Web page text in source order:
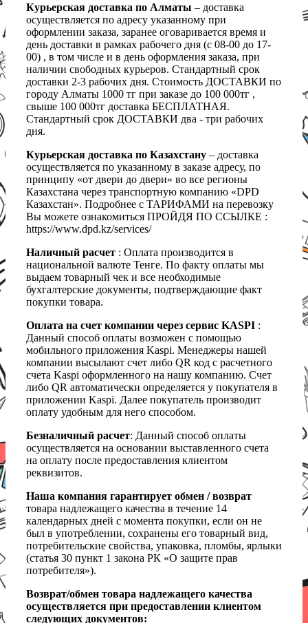
Курьерская доставка по Алматы – доставка
осуществляется по адресу указанному при
оформлении заказа, заранее оговаривается время и
день доставки в рамках рабочего дня (с 08-00 до 17-
00) , в том числе и в день оформления заказа, при
наличии свободных курьеров. Стандартный срок
доставки 2-3 рабочих дня. Стоимость ДОСТАВКИ по
городу Алматы 1000 тг при заказе до 100 000тг ,
свыше 100 000тг доставка БЕСПЛАТНАЯ.
Стандартный срок ДОСТАВКИ два - три рабочих
дня.
Курьерская доставка по Казахстану – доставка
осуществляется по указанному в заказе адресу, по
принципу «от двери до двери» во все регионы
Казахстана через транспортную компанию «DPD
Казахстан». Подробнее с ТАРИФАМИ на перевозку
Вы можете ознакомиться ПРОЙДЯ ПО ССЫЛКЕ :
https://www.dpd.kz/services/
Наличный расчет : Оплата производится в
национальной валюте Тенге. По факту оплаты мы
выдаем товарный чек и все необходимые
бухгалтерские документы, подтверждающие факт
покупки товара.
Оплата на счет компании через сервис KASPI :
Данный способ оплаты возможен с помощью
мобильного приложения Kaspi. Менеджеры нашей
компании высылают счет либо QR код с расчетного
счета Kaspi оформленного на нашу компанию. Счет
либо QR автоматически определяется у покупателя в
приложении Kaspi. Далее покупатель производит
оплату удобным для него способом.
Безналичный расчет: Данный способ оплаты
осуществляется на основании выставленного счета
на оплату после предоставления клиентом
реквизитов.
Наша компания гарантирует обмен / возврат
товара надлежащего качества в течение 14
календарных дней с момента покупки, если он не
был в употреблении, сохранены его товарный вид,
потребительские свойства, упаковка, пломбы, ярлыки
(статья 30 пункт 1 закона РК «О защите прав
потребителя»).
Возврат/обмен товара надлежащего качества
осуществляется при предоставлении клиентом
следующих документов: